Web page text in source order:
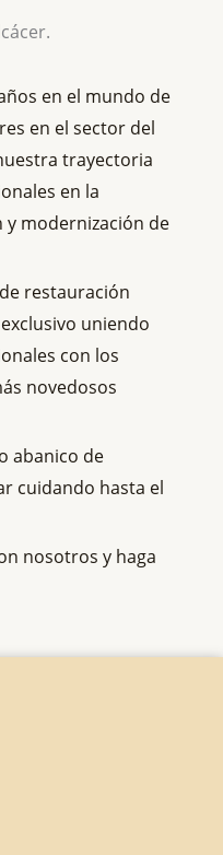
en el mundo de
en el sector del
trayectoria
en la
modernización de
restauración
uniendo
con los
novedosos
abanico de
cuidando hasta el
nosotros y haga